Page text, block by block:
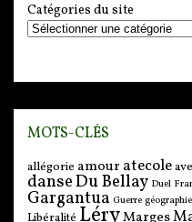
Catégories du site
MOTS-CLÉS
allégorie amour atecole
danseDu Bellay Duel
Gargantua Guerre géographie
Libéralité LéryMarges